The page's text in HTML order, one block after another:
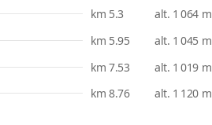
km 5.3
alt. 1 064 m
km 5.95
alt. 1 045 m
km 7.53
alt. 1 019 m
km 8.76 alt. 1 120 m